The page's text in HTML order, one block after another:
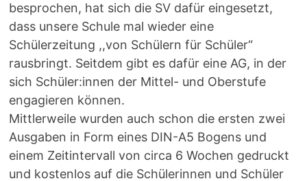
besprochen, hat sich die SV dafür eingesetzt,
dass unsere Schule mal wieder eine
Schülerzeitung ,,von Schülern für Schüler“
rausbringt. Seitdem gibt es dafür eine AG, in der
sich Schüler:innen der Mittel- und Oberstufe
engagieren können.
Mittlerweile wurden auch schon die ersten zwei
Ausgaben in Form eines DIN-A5 Bogens und
einem Zeitintervall von circa 6 Wochen gedruckt
und kostenlos auf die Schülerinnen und Schüler